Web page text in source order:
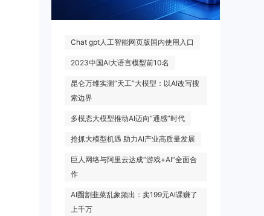
Chat gpt人工智能网页版国内使用入口
2023中国AI大语言模型前10名
昆仑万维实测“天工”大模型：以AI改写搜
索边界
多模态大模型推动AI迈向“通感”时代
抢抓大模型机遇 助力AI产业高质量发展
巨人网络与阿里云达成“游戏+AI”全面合
作
AI圈割韭菜乱象频出：卖199元AI课赚了
上千万